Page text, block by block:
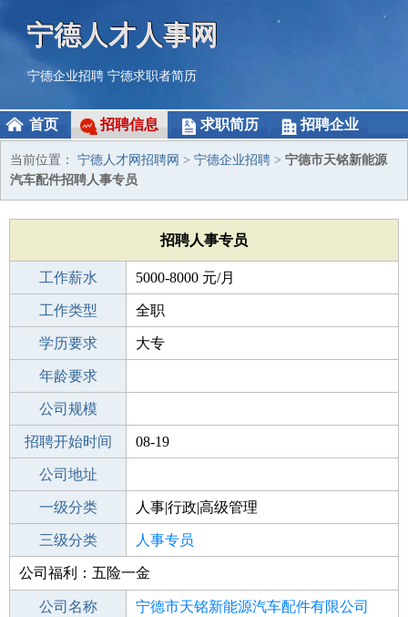
宁德人才人事网
宁德企业招聘 宁德求职者简历
首页 招聘信息 求职简历 招聘企业
当前位置： 宁德人才网招聘网 > 宁德企业招聘 > 宁德市天铭新能源
汽车配件招聘人事专员
招聘人事专员
工作薪水 5000-8000 元/月
招聘人数 1人
工作类型 全职
性别要求 -
学历要求 大专
工作经验
年龄要求
工作地点
公司规模
公司电话
招聘开始时间 08-19
招聘结束时间
公司地址
一级分类 人事|行政|高级管理
二级分类 人事/行政
三级分类 人事专员
其他行业
公司福利：五险一金
公司名称 宁德市天铭新能源汽车配件有限公司